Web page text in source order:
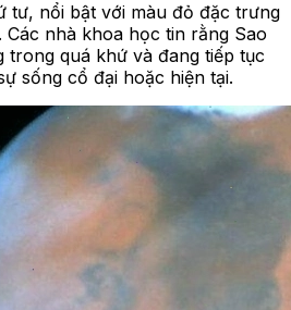
tư, nổi bật với màu đỏ đặc trưng
nhà khoa học tin rằng Sao
quá khứ và đang tiếp tục
sống cổ đại hoặc hiện tại.